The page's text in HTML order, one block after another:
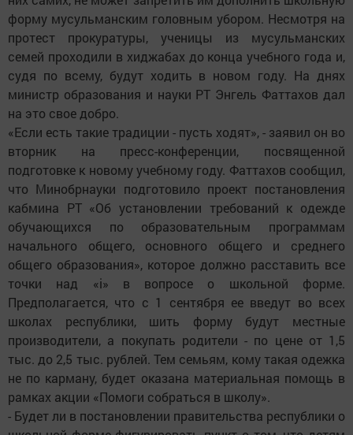
форму мусульманским головным убором. Несмотря на
протест прокуратуры, ученицы из мусульманских
семей проходили в хиджабах до конца учебного года и,
судя по всему, будут ходить в новом году. На днях
министр образования и науки РТ Энгель Фаттахов дал
на это свое добро.
«Если есть такие традиции - пусть ходят», - заявил он во
вторник на пресс-конференции, посвященной
подготовке к новому учебному году. Фаттахов сообщил,
что Минобрнауки подготовило проект постановления
кабмина РТ «Об установлении требований к одежде
обучающихся по образовательным программам
начального общего, основного общего и среднего
общего образования», которое должно расставить все
точки над «i» в вопросе о школьной форме.
Предполагается, что с 1 сентября ее введут во всех
школах республики, шить форму будут местные
производители, а покупать родители - по цене от 1,5
тыс. до 2,5 тыс. рублей. Тем семьям, кому такая одежка
не по карману, будет оказана материальная помощь в
рамках акции «Помоги собраться в школу».
- Будет ли в постановлении правительства республики о